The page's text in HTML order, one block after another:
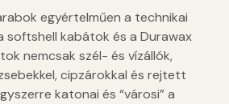
egyértelműen a technikai
softshell kabátok és a Durawax
nemcsak szél- és vízállók,
cipzárokkal és rejtett
katonai és “városi” a